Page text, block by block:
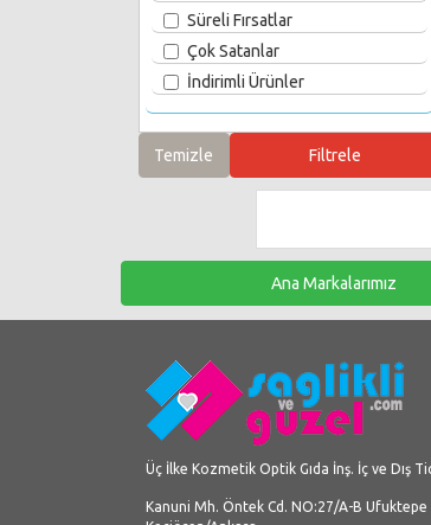
Süreli Fırsatlar
Çok Satanlar
İndirimli Ürünler
Ana Markalarımız
Üç İlke Kozmetik Optik Gıda İnş. İç ve Dış
Kanuni Mh. Öntek Cd. NO:27/A-B Ufuktepe